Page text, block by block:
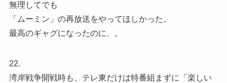
無理してでも
「ムーミン」の再放送をやってほしかった。
最高のギャグになったのに、。
22.
湾岸戦争開戦時も、テレ東だけは特番組まずに「楽しい